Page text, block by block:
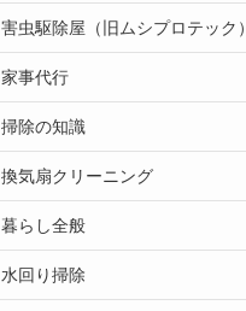
害虫駆除屋（旧ムシプロテック）
家事代行
掃除の知識
換気扇クリーニング
暮らし全般
水回り掃除